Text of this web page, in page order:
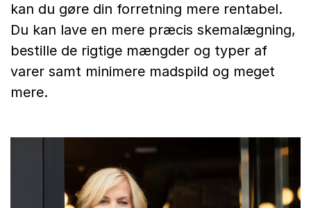
kan du gøre din forretning mere rentabel.
Du kan lave en mere præcis skemalægning,
bestille de rigtige mængder og typer af
varer samt minimere madspild og meget
mere.